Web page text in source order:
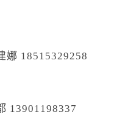
娜 18515329258
13901198337